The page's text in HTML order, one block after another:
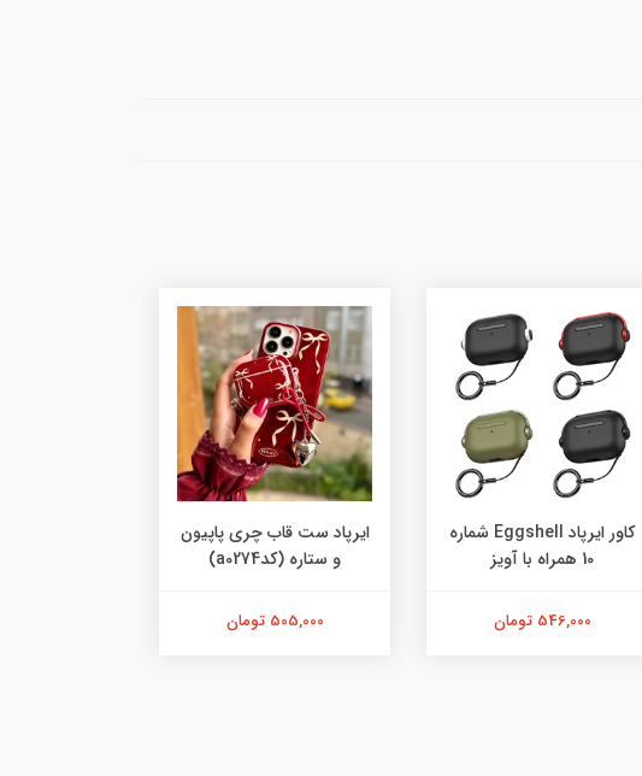
کاور ایرپاد Eggshell شماره
10 همراه با آویز
546,000 تومان
ایرپاد ست قاب چری پاپیون
و ستاره (کدa0274)
505,000 تومان